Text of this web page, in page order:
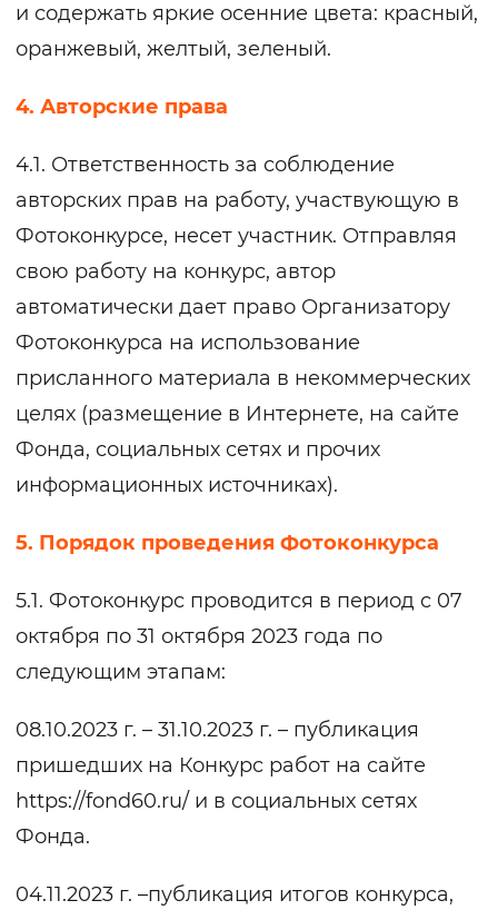
и содержать яркие осенние цвета: красный,
оранжевый, желтый, зеленый.
4. Авторские права
4.1. Ответственность за соблюдение
авторских прав на работу, участвующую в
Фотоконкурсе, несет участник. Отправляя
свою работу на конкурс, автор
автоматически дает право Организатору
Фотоконкурса на использование
присланного материала в некоммерческих
целях (размещение в Интернете, на сайте
Фонда, социальных сетях и прочих
информационных источниках).
5. Порядок проведения Фотоконкурса
5.1. Фотоконкурс проводится в период с 07
октября по 31 октября 2023 года по
следующим этапам:
08.10.2023 г. – 31.10.2023 г. – публикация
пришедших на Конкурс работ на сайте
https://fond60.ru/ и в социальных сетях
Фонда.
04.11.2023 г. –публикация итогов конкурса,